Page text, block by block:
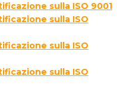
sulla ISO 9001
sulla ISO
sulla ISO
sulla ISO